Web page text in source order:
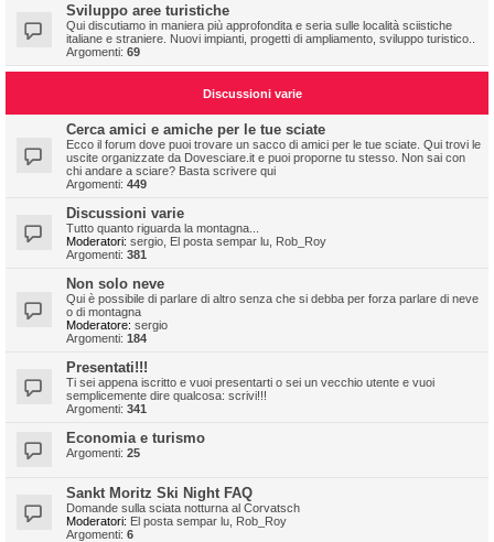
Sviluppo aree turistiche
Qui discutiamo in maniera più approfondita e seria sulle località sciistiche
italiane e straniere. Nuovi impianti, progetti di ampliamento, sviluppo turistico..
Argomenti: 69
Discussioni varie
Cerca amici e amiche per le tue sciate
Ecco il forum dove puoi trovare un sacco di amici per le tue sciate. Qui trovi le
uscite organizzate da Dovesciare.it e puoi proporne tu stesso. Non sai con
chi andare a sciare? Basta scrivere qui
Argomenti: 449
Discussioni varie
Tutto quanto riguarda la montagna...
Moderatori: sergio El posta sempar lu Rob_Roy
Argomenti: 381
Non solo neve
Qui è possibile di parlare di altro senza che si debba per forza parlare di neve
o di montagna
Moderatore: sergio
Argomenti: 184
Presentati!!!
Ti sei appena iscritto e vuoi presentarti o sei un vecchio utente e vuoi
semplicemente dire qualcosa: scrivi!!!
Argomenti: 341
Economia e turismo
Argomenti: 25
Sankt Moritz Ski Night FAQ
Domande sulla sciata notturna al Corvatsch
Moderatori: El posta sempar lu Rob_Roy
Argomenti: 6